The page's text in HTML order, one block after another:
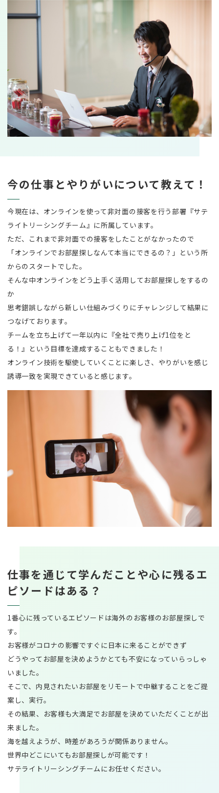
今の仕事とやりがいについて教えて！
今現在は、オンラインを使って非対面の接客を行う部署『サテ
ライトリーシングチーム』に所属しています。
ただ、これまで非対面での接客をしたことがなかったので
「オンラインでお部屋探しなんて本当にできるの？」という所
からのスタートでした。
そんな中オンラインをどう上手く活用してお部屋探しをするの
か
思考錯誤しながら新しい仕組みづくりにチャレンジして結果に
つなげております。
チームを立ち上げて一年以内に『全社で売り上げ1位をと
る！』という目標を達成することもできました！
オンライン技術を駆使していくことに楽しさ、やりがいを感じ
誘導一致を実現できていると感じます。
仕事を通じて学んだことや心に残るエ
ピソードはある？
1番心に残っているエピソードは海外のお客様のお部屋探しで
す。
お客様がコロナの影響ですぐに日本に来ることができず
どうやってお部屋を決めようかとても不安になっていらっしゃ
いました。
そこで、内見されたいお部屋をリモートで中継することをご提
案し、実行。
その結果、お客様も大満足でお部屋を決めていただくことが出
来ました。
海を越えようが、時差があろうが関係ありません。
世界中どこにいてもお部屋探しが可能です！
サテライトリーシングチームにお任せください。